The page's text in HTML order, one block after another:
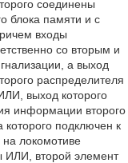
соединены
блока памяти и с
входы
со вторым и
а выход
распределителя
выход которого
информации второго
подключен к
на локомотиве
ИЛИ, второй элемент